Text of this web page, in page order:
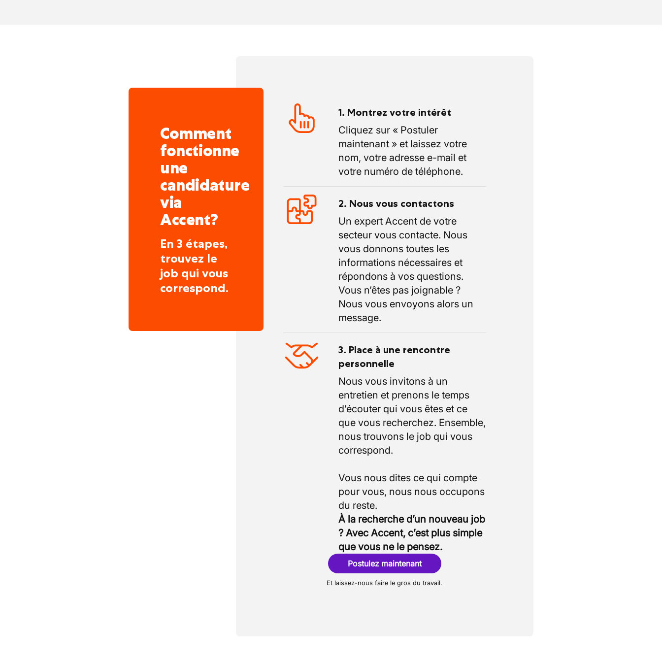
Comment
fonctionne
une
candidature
via
Accent?
En 3 étapes,
trouvez le
job qui vous
correspond.
1. Montrez votre intérêt
Cliquez sur « Postuler
maintenant » et laissez votre
nom, votre adresse e-mail et
votre numéro de téléphone.
2. Nous vous contactons
Un expert Accent de votre
secteur vous contacte. Nous
vous donnons toutes les
informations nécessaires et
répondons à vos questions.
Vous n’êtes pas joignable ?
Nous vous envoyons alors un
message.
3. Place à une rencontre
personnelle
Nous vous invitons à un
entretien et prenons le temps
d’écouter qui vous êtes et ce
que vous recherchez. Ensemble,
nous trouvons le job qui vous
correspond.
Vous nous dites ce qui compte
pour vous, nous nous occupons
À la recherche d’un nouveau job
? Avec Accent, c’est plus simple
que vous ne le pensez.
Postulez maintenant
Et laissez-nous faire le gros du travail.